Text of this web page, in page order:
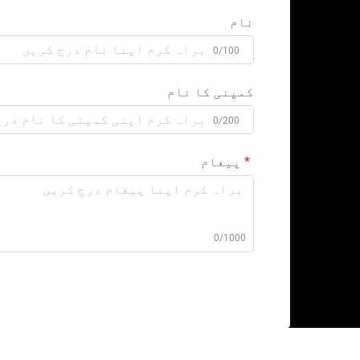
نام
0/100
کمپنی کا نام
0/200
پیغام
0/1000